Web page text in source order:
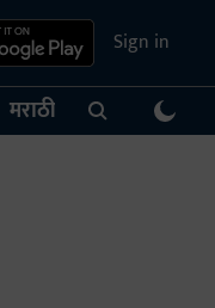
Sign in
मराठी